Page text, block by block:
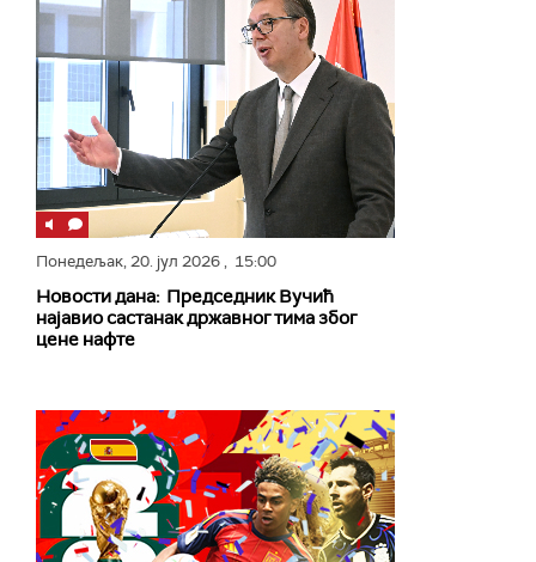
Понедељак,20. јул 2026, 15:00
Новости дана: Председник Вучић
најавио састанак државног тима због
цене нафте